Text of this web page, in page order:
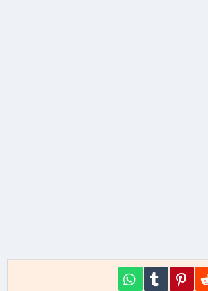
Reddit
Pinterest
Tumblr